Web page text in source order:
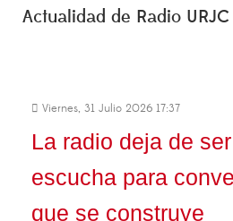
Actualidad de Radio URJC
Viernes, 31 Julio 2026 17:37
La radio deja de
escucha para
que se construye